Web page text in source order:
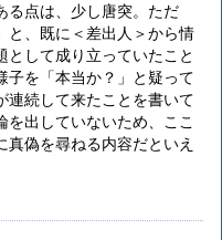
る点は、少し唐突。ただ
と、既に＜差出人＞から情
して成り立っていたこと
子を「本当か？」と疑って
連続して来たことを書いて
出していないため、ここ
偽を尋ねる内容だといえ